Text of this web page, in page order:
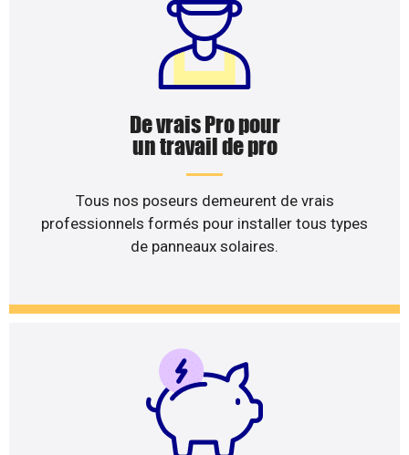
De vrais Pro pour
un travail de pro
Tous nos poseurs demeurent de vrais
professionnels formés pour installer tous types
de panneaux solaires.